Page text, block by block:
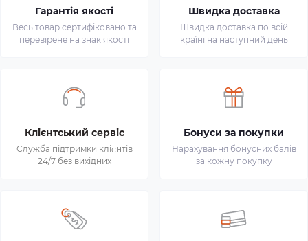
Гарантія якості
Весь товар сертифіковано та
перевірене на знак якості
Швидка доставка
Швидка доставка по всій
країні на наступний день
Клієнтський сервіс
Служба підтримки клієнтів
24/7 без вихідних
Бонуси за покупки
Нарахування бонусних балів
за кожну покупку